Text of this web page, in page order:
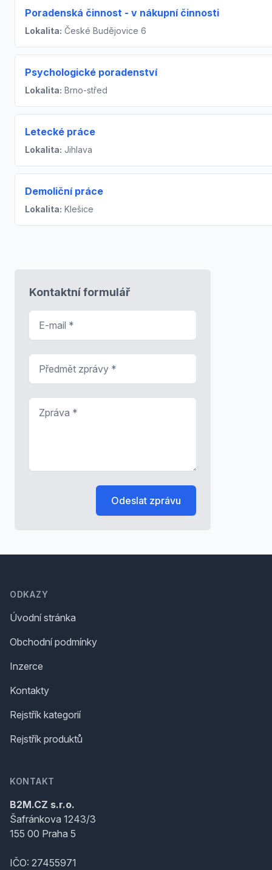
Poradenská činnost - v nákupní činnosti
Lokalita: České Budějovice 6
Psychologické poradenství
Lokalita: Brno-střed
Letecké práce
Lokalita: Jihlava
Demoliční práce
Lokalita: Klešice
Kontaktní formulář
Odeslat zprávu
ODKAZY
Úvodní stránka
Obchodní podmínky
Inzerce
Kontakty
Rejstřík kategorií
Rejstřík produktů
KONTAKT
B2M.CZ s.r.o.
Šafránkova 1243/3
155 00 Praha 5
IČO: 27455971